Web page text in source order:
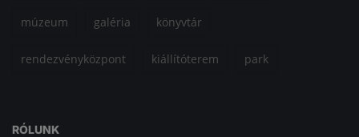
múzeum galéria könyvtár
rendezvényközpont kiállítóterem park
RÓLUNK